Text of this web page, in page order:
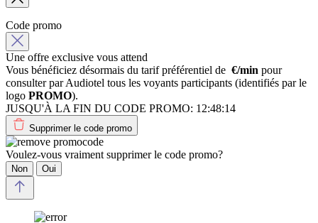
Code promo
Une offre exclusive vous attend
Vous bénéficiez désormais du tarif préférentiel de €/min pour
consulter par Audiotel tous les voyants participants (identifiés par le
logo PROMO).
JUSQU'À LA FIN DU CODE PROMO: 12:48:14
Supprimer le code promo
Voulez-vous vraiment supprimer le code promo?
Non Oui